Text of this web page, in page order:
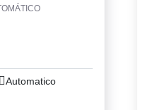
Automatico